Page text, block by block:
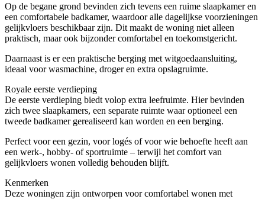
Op de begane grond bevinden zich tevens een ruime slaapkamer en
een comfortabele badkamer, waardoor alle dagelijkse voorzieningen
gelijkvloers beschikbaar zijn. Dit maakt de woning niet alleen
praktisch, maar ook bijzonder comfortabel en toekomstgericht.
Daarnaast is er een praktische berging met witgoedaansluiting,
ideaal voor wasmachine, droger en extra opslagruimte.
Royale eerste verdieping
De eerste verdieping biedt volop extra leefruimte. Hier bevinden
zich twee slaapkamers, een separate ruimte waar optioneel een
tweede badkamer gerealiseerd kan worden en een berging.
Perfect voor een gezin, voor logés of voor wie behoefte heeft aan
een werk-, hobby- of sportruimte – terwijl het comfort van
gelijkvloers wonen volledig behouden blijft.
Kenmerken
Deze woningen zijn ontworpen voor comfortabel wonen met